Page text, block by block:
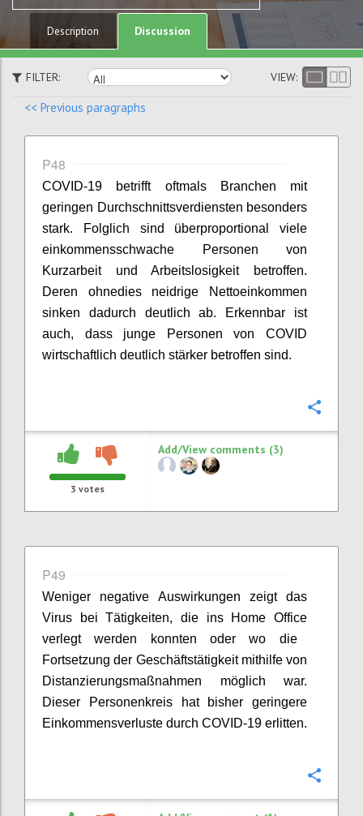
Description Discussion
FILTER: VIEW:
<< Previous paragraphs
P48
COVID-19 betrifft oftmals Branchen mit
geringen Durchschnittsverdiensten besonders
stark. Folglich sind überproportional viele
einkommensschwache Personen von
Kurzarbeit und Arbeitslosigkeit betroffen.
Deren ohnedies neidrige Nettoeinkommen
sinken dadurch deutlich ab. Erkennbar ist
auch, dass junge Personen von COVID
wirtschaftlich deutlich stärker betroffen sind.
3 votes
Add/View comments (3)
P49
Weniger negative Auswirkungen zeigt das
Virus bei Tätigkeiten, die ins Home Office
verlegt werden konnten oder wo die
Fortsetzung der Geschäftstätigkeit mithilfe von
Distanzierungsmaßnahmen möglich war.
Dieser Personenkreis hat bisher geringere
Einkommensverluste durch COVID-19 erlitten.